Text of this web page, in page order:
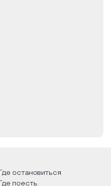
Где остановиться
Где поесть